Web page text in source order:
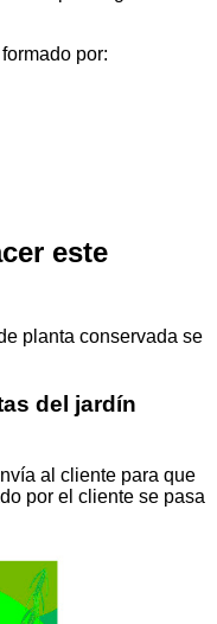
por:
este
planta conservada se
del jardín
al cliente para que
por el cliente se pasa